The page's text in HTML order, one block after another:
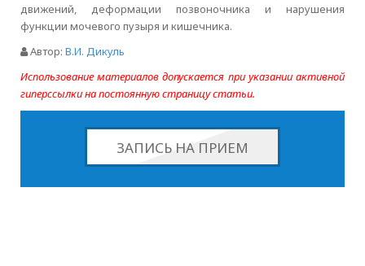
движений, деформации позвоночника и нарушения
функции мочевого пузыря и кишечника.
Автор: В.И. Дикуль
Использование материалов допускается при указании активной
гиперссылки на постоянную страницу статьи.
ЗАПИСЬ НА ПРИЕМ